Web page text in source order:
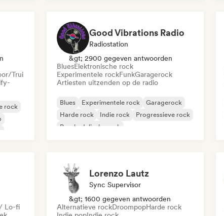
Trui
rock
Good Vibrations Radio
Radiostation
&gt; 2900 gegeven antwoorden
BluesElektronische rock
Experimentele rockFunkGaragerock
Artiesten uitzenden op de radio
Blues Experimentele rock
Garagerock
Harde rock
Indie rock
Progressieve rock
Psychedelische rock
Lo-fi
Lorenzo Lautz
Sync Supervisor
&gt; 1600 gegeven antwoorden
Alternatieve rockDroompopHarde rock